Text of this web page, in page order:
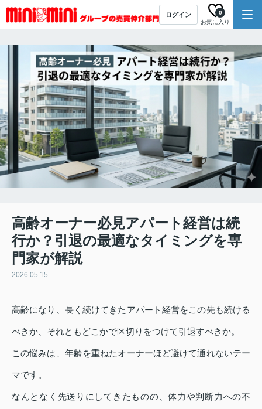
ログイン
お気に入り
0
高齢オーナー必見アパート経営は続
行か？引退の最適なタイミングを専
門家が解説
2026.05.15
高齢になり、長く続けてきたアパート経営をこの先も続ける
べきか、それともどこかで区切りをつけて引退すべきか。
この悩みは、年齢を重ねたオーナーほど避けて通れないテー
マです。
なんとなく先送りにしてきたものの、体力や判断力への不